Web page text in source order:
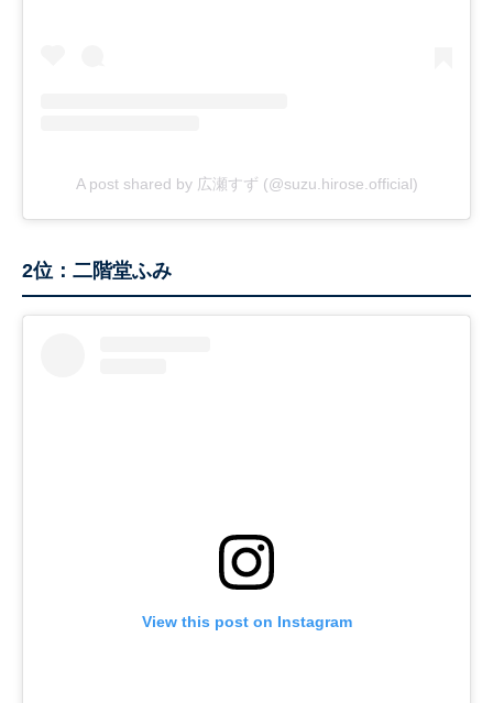
A post shared by 広瀬すず (@suzu.hirose.official)
2位：二階堂ふみ
View this post on Instagram